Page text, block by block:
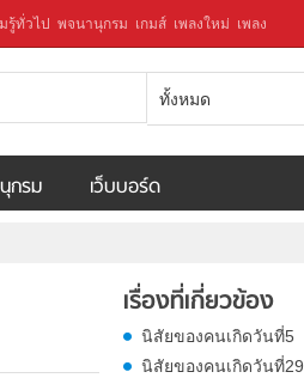
รู้ทั่วไป พจนานุกรม เกมส์ เพลงใหม่ เพลง
ทั้งหมด
กรม เว็บบอร์ด
เรื่องที่เกี่ยวข้อง
นิสัยของคนเกิดวันที่5
นิสัยของคนเกิดวันที่29